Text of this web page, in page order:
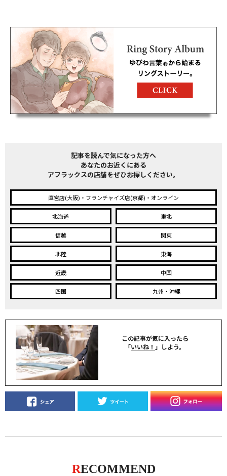
記事を読んで気になった方へ
あなたのお近くにある
アフラックスの店舗をぜひお探しください。
直営店(大阪)・フランチャイズ店(京都)・オンライン
北海道 東北
信越 関東
北陸 東海
近畿 中国
四国 九州・沖縄
この記事が気に入ったら
「いいね！ 」しよう。
RECOMMEND